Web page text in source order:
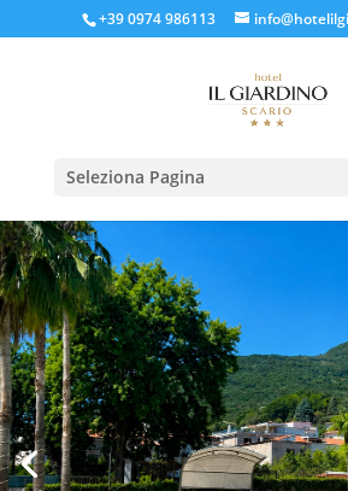
+39 0974 986113
Seleziona Pagina